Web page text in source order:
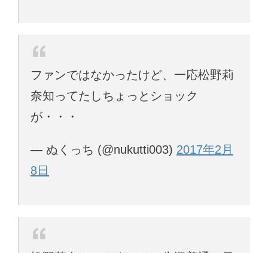
ファンではなかったけど、一応松野莉
奈知ってたしちょっとショック
が・・・
— ぬくっち (@nukutti003) 2017年2月
8日